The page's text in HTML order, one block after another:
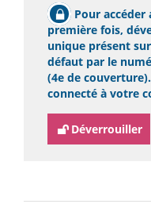
Pour accéder
première fois,
unique présent
défaut par le
(4e de
connecté à votre
Déverrouiller